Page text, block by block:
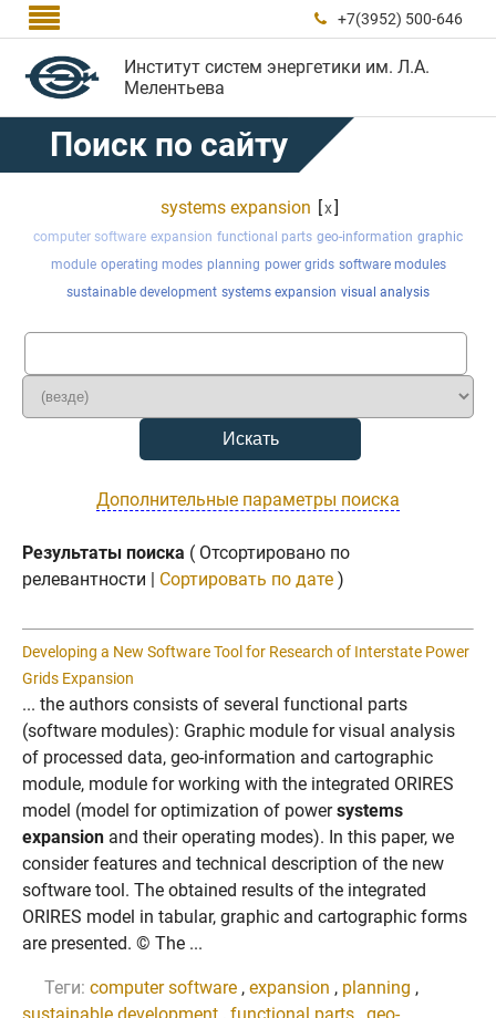
  +7(3952) 500-646
Институт систем энергетики им. Л.А.
Мелентьева
Поиск по сайту
systems expansion [x]
computer software expansion functional parts geo-information graphic
module operating modes planning power grids software modules
sustainable development systems expansion visual analysis
Дополнительные параметры поиска
Результаты поиска ( Отсортировано по
релевантности | Сортировать по дате )
Developing a New Software Tool for Research of Interstate Power
Grids Expansion
... the authors consists of several functional parts
(software modules): Graphic module for visual analysis
of processed data, geo-information and cartographic
module, module for working with the integrated ORIRES
model (model for optimization of powersystems
expansion and their operating modes). In this paper, we
consider features and technical description of the new
software tool. The obtained results of the integrated
ORIRES model in tabular, graphic and cartographic forms
are presented. © The ...
Теги: computer software , expansion , planning ,